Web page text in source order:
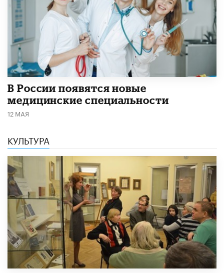
В России появятся новые
медицинские специальности
12 МАЯ
КУЛЬТУРА